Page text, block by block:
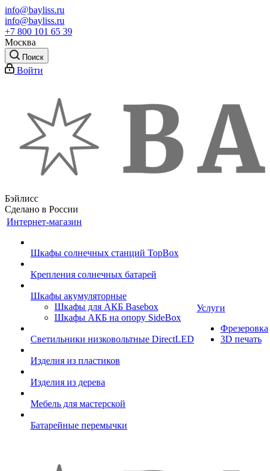
info@bayliss.ru
info@bayliss.ru
+7 800 101 65 39
Москва
Поиск
Войти
Бэйлисс
Сделано в России
Интернет-магазин
Шкафы солнечных станций TopBox
Крепления солнечных батарей
Шкафы акумуляторные
Шкафы для АКБ Basebox
Шкафы АКБ на опору SideBox
Светильники низковольтные DirectLED
Изделия из пластиков
Изделия из дерева
Мебель для мастерской
Батарейные перемычки
Услуги
Фрезеровка
3D печать